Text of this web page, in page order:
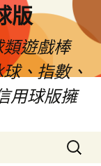
版
遊戲棒
、指數、
用球版擁
搜
尋